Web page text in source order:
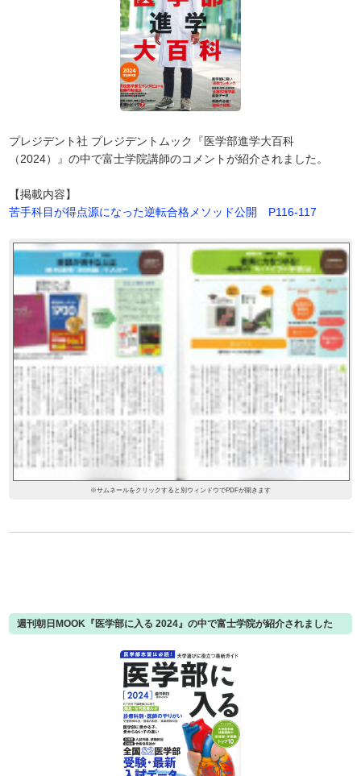
プレジデント社 プレジデントムック『医学部進学大百科
（2024）』の中で富士学院講師のコメントが紹介されました。
【掲載内容】
苦手科目が得点源になった逆転合格メソッド公開 P116-117
※サムネールをクリックすると別ウィンドウでPDFが開きます
週刊朝日MOOK『医学部に入る 2024』の中で富士学院が紹介されました